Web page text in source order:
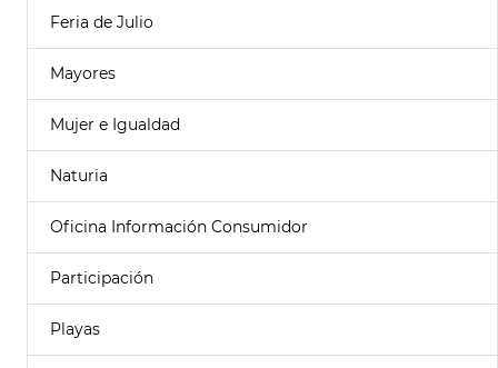
Feria de Julio
Mayores
Mujer e Igualdad
Naturia
Oficina Información Consumidor
Participación
Playas